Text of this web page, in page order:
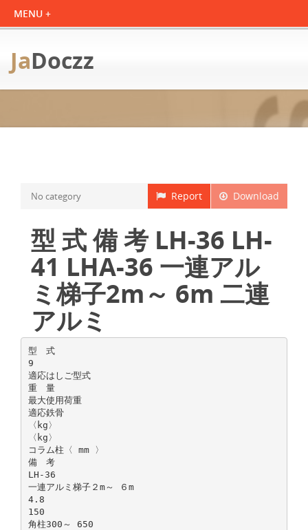
JaDoczz
Download
Report
No category
型 式 備 考 LH-36 LH-
41 LHA-36 一連アル
ミ梯子2m～ 6m 二連
アルミ
型 式
9
適応はしご型式
重 量
最大使用荷重
適応鉄骨
〈kg〉
〈kg〉
コラム柱〈 mm 〉
備 考
LH-36
一連アルミ梯子２m～ ６m
4.8
150
角柱300～ 650